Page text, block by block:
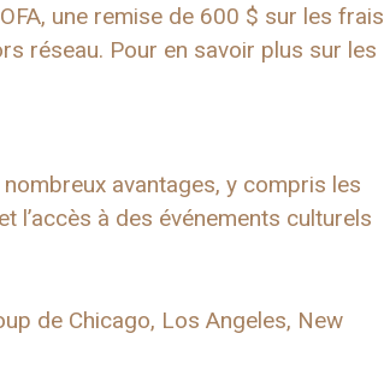
une remise de 600 $ sur les frais
réseau. Pour en savoir plus sur les
avantages, y compris les
l’accès à des événements culturels
de Chicago, Los Angeles, New